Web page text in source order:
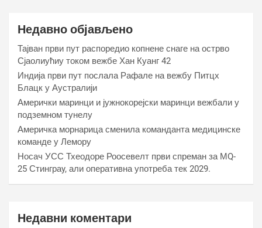
Недавно објављено
Тајван први пут распоредио копнене снаге на острво
Сјаолиућиу током вежбе Хан Куанг 42
Индија први пут послала Рафале на вежбу Питцх
Блацк у Аустралији
Амерички маринци и јужнокорејски маринци вежбали у
подземном тунелу
Америчка морнарица сменила команданта медицинске
команде у Лемору
Носач УСС Тхеодоре Роосевелт први спреман за МQ-
25 Стинграy, али оперативна употреба тек 2029.
Недавни коментари